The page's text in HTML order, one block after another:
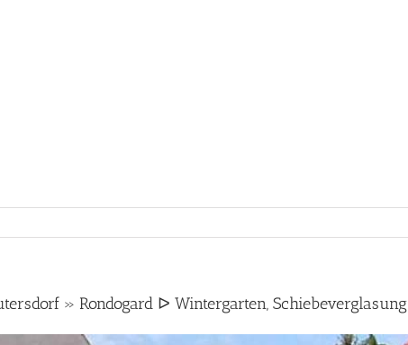
» Rondogard ᐅ Wintergarten, Schiebeverglasung